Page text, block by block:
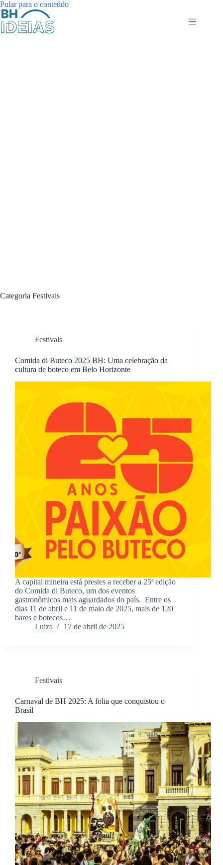
Pular para o conteúdoPular
Categoria Festivais
Festivais
Comida di Buteco 2025 BH: Uma celebração da
cultura de boteco em Belo Horizonte
A capital mineira está prestes a receber a 25ª edição
do Comida di Buteco, um dos eventos
gastronômicos mais aguardados do país. Entre os
dias 11 de abril e 11 de maio de 2025, mais de 120
bares e botecos…
Luiza
17 de abril de 2025
Festivais
Carnaval de BH 2025: A folia que conquistou o
Brasil